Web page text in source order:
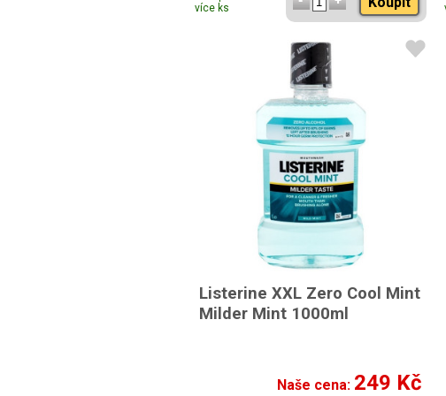
více ks
Listerine XXL Zero Cool Mint
Milder Mint 1000ml
Naše cena: 249 Kč